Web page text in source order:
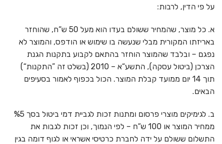
על פי הדין, לרבות:
א. כל מוצר, שהמחיר ששולם בעדו הוא מעל 50 ש“ח, שהוחזר
באריזתו המקורית מבלי שנעשה בו שימוש או הודפס, והמוצר לא
נפגם – ובלבד שהמוצר הוחזר בהתאם לקבוע בתקנות הגנת
הצרכן (ביטול עסקה), התשע“א – 2010 (בשלט זה ”התקנות“)
תוך 14 יום ממועד קבלת המוצר. הכול בכפוף לאמור בסעיפים
הבאים.
ב. לגימיקים מוצרי פרסום ומתנות זכות לגביית דמי ביטול בסך %5
ממחיר המוצר או 100 ש“ח – לפי הנמוך, וכן זכות לגבות את
התשלום ששולם על ידה לחברת כרטיסי אשראי או לגוף דומה בגין